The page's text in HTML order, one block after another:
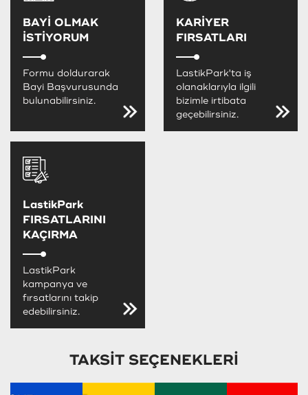
BAYİ OLMAK
İSTİYORUM
Formu doldurarak
Bayi Başvurusunda
bulunabilirsiniz.
KARİYER
FIRSATLARI
LastikPark'ta iş
olanaklarıyla ilgili
bizimle irtibata
geçebilirsiniz.
LastikPark
FIRSATLARINI
KAÇIRMA
LastikPark
kampanya ve
fırsatlarını takip
edebilirsiniz.
TAKSİT SEÇENEKLERİ